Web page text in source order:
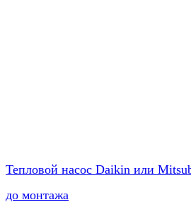
Тепловой насос Daikin или
до монтажа